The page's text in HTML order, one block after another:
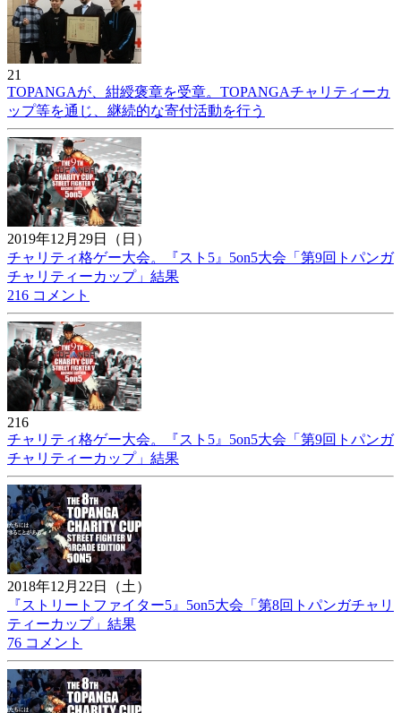
21
TOPANGAが、紺綬褒章を受章。TOPANGAチャリティーカ
ップ等を通じ、継続的な寄付活動を行う
2019年12月29日（日）
チャリティ格ゲー大会。『スト5』5on5大会「第9回トパンガ
チャリティーカップ」結果
216 コメント
216
チャリティ格ゲー大会。『スト5』5on5大会「第9回トパンガ
チャリティーカップ」結果
2018年12月22日（土）
『ストリートファイター5』5on5大会「第8回トパンガチャリ
ティーカップ」結果
76 コメント